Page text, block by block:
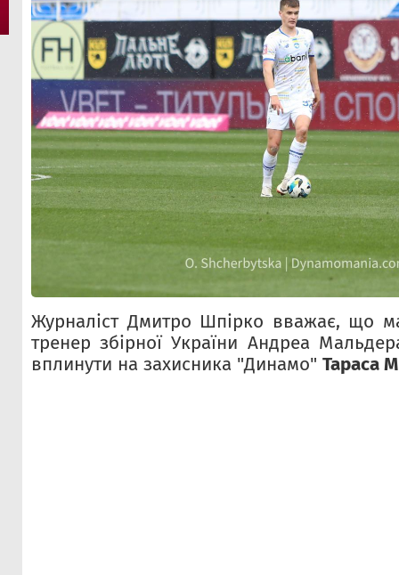
Журналіст Дмитро Шпірко вважає, що
тренер збірної України Андреа
вплинути на захисника "Динамо" Тараса